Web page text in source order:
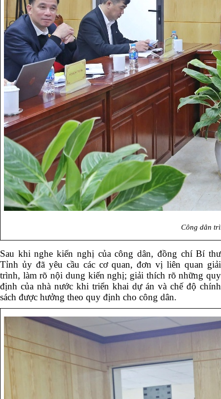
Công dân
Sau khi nghe kiến nghị của công dân, đồng chí Bí thư
Tỉnh ủy đã yêu cầu các cơ quan, đơn vị liên quan giải
trình, làm rõ nội dung kiến nghị; giải thích rõ những quy
định của nhà nước khi triển khai dự án và chế độ chính
sách được hưởng theo quy định cho công dân.